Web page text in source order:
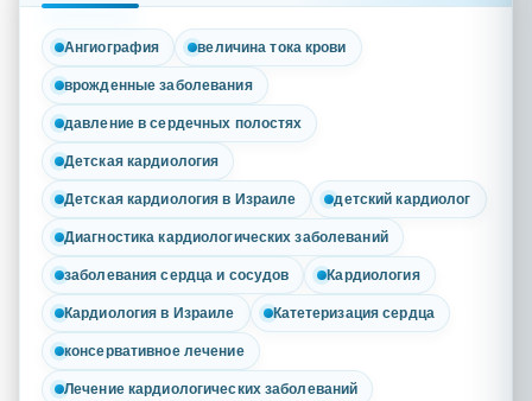
Ангиография величина тока крови
врожденные заболевания
давление в сердечных полостях
Детская кардиология
Детская кардиология в Израиле детский кардиолог
Диагностика кардиологических заболеваний
заболевания сердца и сосудов Кардиология
Кардиология в Израиле Катетеризация сердца
консервативное лечение
Лечение кардиологических заболеваний